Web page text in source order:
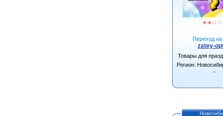
★★☆☆
Переход на
zatey-
Товары для
Регион:
-